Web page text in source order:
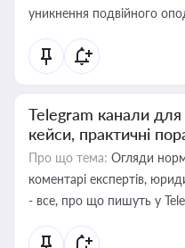
уникнення подвійного
Telegram канали для
кейси, практичні
Про що тема: Огляди
коментарі експертів,
- все, про що пишуть у